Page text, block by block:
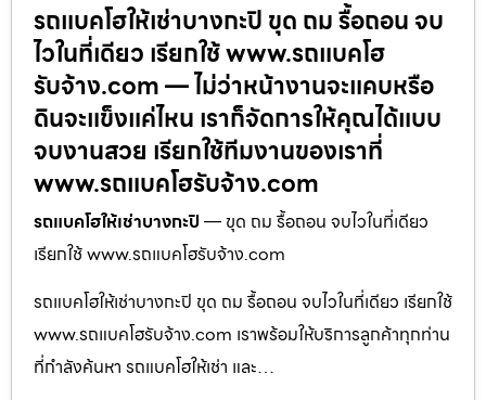
รถแบคโฮให้เช่าบางกะปิ ขุด ถม รื้อถอน จบ
ไวในที่เดียว เรียกใช้ www.รถแบคโฮ
รับจ้าง.com — ไม่ว่าหน้างานจะแคบหรือ
ดินจะแข็งแค่ไหน เราก็จัดการให้คุณได้แบบ
จบงานสวย เรียกใช้ทีมงานของเราที่
www.รถแบคโฮรับจ้าง.com
รถแบคโฮให้เช่าบางกะปิ — ขุด ถม รื้อถอน จบไวในที่เดียว
เรียกใช้ www.รถแบคโฮรับจ้าง.com
รถแบคโฮให้เช่าบางกะปิ ขุด ถม รื้อถอน จบไวในที่เดียว เรียกใช้
www.รถแบคโฮรับจ้าง.com เราพร้อมให้บริการลูกค้าทุกท่าน
ที่กำลังค้นหา รถแบคโฮให้เช่า และ…